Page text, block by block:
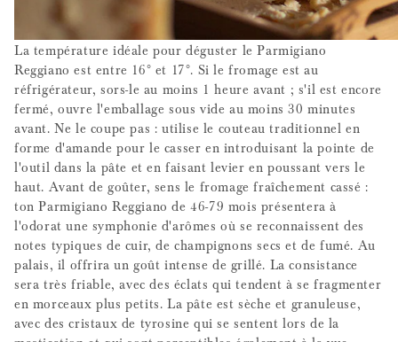
La température idéale pour déguster le Parmigiano
Reggiano est entre 16° et 17°. Si le fromage est au
réfrigérateur, sors-le au moins 1 heure avant ; s'il est encore
fermé, ouvre l'emballage sous vide au moins 30 minutes
avant. Ne le coupe pas : utilise le couteau traditionnel en
forme d'amande pour le casser en introduisant la pointe de
l'outil dans la pâte et en faisant levier en poussant vers le
haut. Avant de goûter, sens le fromage fraîchement cassé :
ton Parmigiano Reggiano de 46-79 mois présentera à
l'odorat une symphonie d'arômes où se reconnaissent des
notes typiques de cuir, de champignons secs et de fumé. Au
palais, il offrira un goût intense de grillé. La consistance
sera très friable, avec des éclats qui tendent à se fragmenter
en morceaux plus petits. La pâte est sèche et granuleuse,
avec des cristaux de tyrosine qui se sentent lors de la